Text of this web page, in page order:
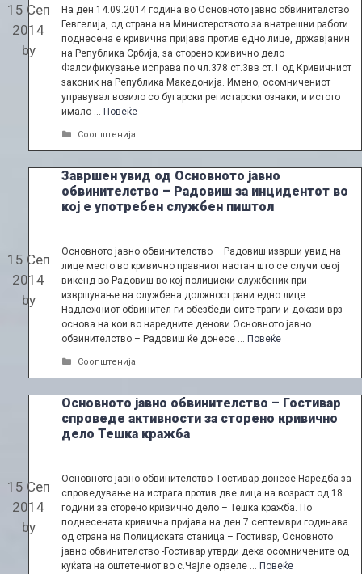
15 Сеп
2014
by
На ден 14.09.2014 година во Основното јавно обвинителство
Гевгелија, од страна на Министерството за внатрешни работи
поднесена е кривична пријава против едно лице, државјанин
на Република Србија, за сторено кривично дело –
Фалсификување исправа по чл.378 ст.3вв ст.1 од Кривичниот
законик на Република Македонија. Имено, осомничениот
управувал возило со бугарски регистарски ознаки, и истото
имало … Повеќе
Categories
Соопштенија
Завршен увид од Основното јавно
обвинителство – Радовиш за инцидентот во
кој е употребен службен пиштол
15 Сеп
2014
by
Основното јавно обвинителство – Радовиш изврши увид на
лице место во кривично правниот настан што се случи овој
викенд во Радовиш во кој полициски службеник при
извршување на службена должност рани едно лице.
Надлежниот обвинител ги обезбеди сите траги и докази врз
основа на кои во наредните денови Основното јавно
обвинителство – Радовиш ќе донесе … Повеќе
Categories
Соопштенија
Основното јавно обвинителство – Гостивар
спроведе активности за сторено кривично
дело Тешка кражба
15 Сеп
2014
by
Основното јавно обвинителство -Гостивар донесе Наредба за
спроведување на истрага против две лица на возраст од 18
години за сторено кривично дело – Тешка кражба. По
поднесената кривична пријава на ден 7 септември годинава
од страна на Полициската станица – Гостивар, Основното
јавно обвинителство -Гостивар утврди дека осомничените од
куќата на оштетениот во с.Чајле одзеле … Повеќе